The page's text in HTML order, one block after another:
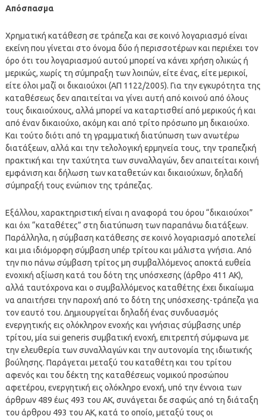
Απόσπασμα
Χρηματική κατάθεση σε τράπεζα και σε κοινό λογαριασμό είναι
εκείνη που γίνεται στο όνομα δύο ή περισσοτέρων και περιέχει τον
όρο ότι του λογαριασμού αυτού μπορεί να κάνει χρήση ολικώς ή
μερικώς, χωρίς τη σύμπραξη των λοιπών, είτε ένας, είτε μερικοί,
είτε όλοι μαζί οι δικαιούχοι (ΑΠ 1122/2005). Για την εγκυρότητα της
καταθέσεως δεν απαιτείται να γίνει αυτή από κοινού από όλους
τους δικαιούχους, αλλά μπορεί να καταρτισθεί από μερικούς ή και
από έναν δικαιούχο, ακόμη και από τρίτο πρόσωπο μη δικαιούχο.
Και τούτο διότι από τη γραμματική διατύπωση των ανωτέρω
διατάξεων, αλλά και την τελολογική ερμηνεία τους, την τραπεζική
πρακτική και την ταχύτητα των συναλλαγών, δεν απαιτείται κοινή
εμφάνιση και δήλωση των καταθετών και δικαιούχων, δηλαδή
σύμπραξή τους ενώπιον της τράπεζας.
Εξάλλου, χαρακτηριστική είναι η αναφορά του όρου “δικαιούχοι”
και όχι “καταθέτες” στη διατύπωση των παραπάνω διατάξεων.
Παράλληλα, η σύμβαση κατάθεσης σε κοινό λογαριασμό αποτελεί
και μια ιδιόμορφη σύμβαση υπέρ τρίτου και μάλιστα γνήσια. Από
την πιο πάνω σύμβαση τρίτος μη συμβαλλόμενος αποκτά ευθεία
ενοχική αξίωση κατά του δότη της υπόσχεσης (άρθρο 411 ΑΚ),
αλλά ταυτόχρονα και ο συμβαλλόμενος καταθέτης έχει δικαίωμα
να απαιτήσει την παροχή από το δότη της υπόσχεσης-τράπεζα για
τον εαυτό του. Δημιουργείται δηλαδή ένας συνδυασμός
ενεργητικής εις ολόκληρον ενοχής και γνήσιας σύμβασης υπέρ
τρίτου, μία sui generis συμβατική ενοχή, επιτρεπτή σύμφωνα με
την ελευθερία των συναλλαγών και την αυτονομία της ιδιωτικής
βούλησης. Παράγεται μεταξύ του καταθέτη και του τρίτου
αφενός και του δέκτη της καταθέσεως νομικού προσώπου
αφετέρου, ενεργητική εις ολόκληρο ενοχή, υπό την έννοια των
άρθρων 489 έως 493 του ΑΚ, συνάγεται δε σαφώς από τη διάταξη
του άρθρου 493 του ΑΚ, κατά το οποίο, μεταξύ τους οι